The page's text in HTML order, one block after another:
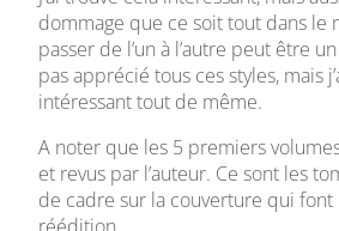
dommage que ce soit tout dans le
passer de l’un à l’autre peut être
pas apprécié tous ces styles, mais
intéressant tout de même.
A noter que les 5 premiers
et revus par l’auteur. Ce sont les
de cadre sur la couverture qui